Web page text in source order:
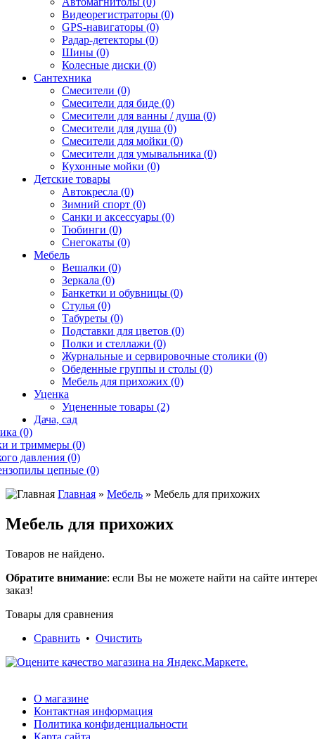
Видеорегистраторы (0)
GPS-навигаторы (0)
Радар-детекторы (0)
Шины (0)
Колесные диски (0)
Сантехника
Смесители (0)
Смесители для биде (0)
Смесители для ванны / душа (0)
Смесители для душа (0)
Смесители для мойки (0)
Смесители для умывальника (0)
Кухонные мойки (0)
Детские товары
Автокресла (0)
Зимний спорт (0)
Санки и аксессуары (0)
Тюбинги (0)
Снегокаты (0)
Мебель
Вешалки (0)
Зеркала (0)
Банкетки и обувницы (0)
Стулья (0)
Табуреты (0)
Подставки для цветов (0)
Полки и стеллажи (0)
Журнальные и сервировочные столики (0)
Обеденные группы и столы (0)
Мебель для прихожих (0)
Уценка
Уцененные товары (2)
Дача, сад
(0)
и триммеры (0)
давления (0)
цепные (0)
Главная » Мебель » Мебель для прихожих
Мебель для прихожих
Товаров не найдено.
Обратите внимание: если Вы не можете найти на сайте
заказ!
Товары для сравнения
Сравнить • Очистить
О магазине
Контактная информация
Политика конфиденциальности
Карта сайта